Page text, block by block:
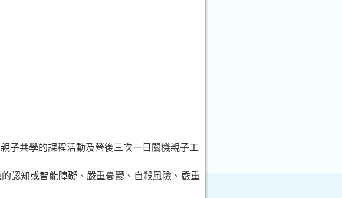
子共學的課程活動及營後三次一日關機親子工
認知或智能障礙、嚴重憂鬱、自殺風險、嚴重